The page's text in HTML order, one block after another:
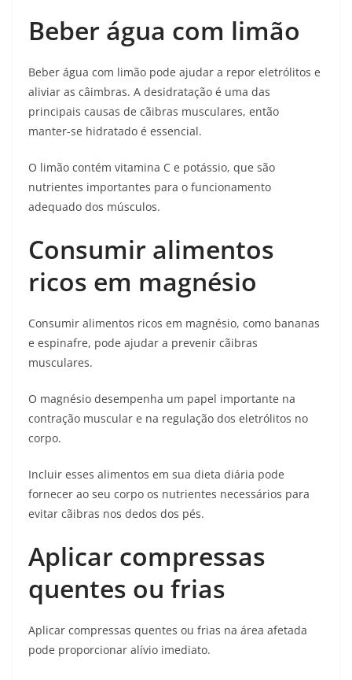
Beber água com limão
Beber água com limão pode ajudar a repor eletrólitos e
aliviar as câimbras. A desidratação é uma das
principais causas de cãibras musculares, então
manter-se hidratado é essencial.
O limão contém vitamina C e potássio, que são
nutrientes importantes para o funcionamento
adequado dos músculos.
Consumir alimentos
ricos em magnésio
Consumir alimentos ricos em magnésio, como bananas
e espinafre, pode ajudar a prevenir cãibras
musculares.
O magnésio desempenha um papel importante na
contração muscular e na regulação dos eletrólitos no
corpo.
Incluir esses alimentos em sua dieta diária pode
fornecer ao seu corpo os nutrientes necessários para
evitar cãibras nos dedos dos pés.
Aplicar compressas
quentes ou frias
Aplicar compressas quentes ou frias na área afetada
pode proporcionar alívio imediato.